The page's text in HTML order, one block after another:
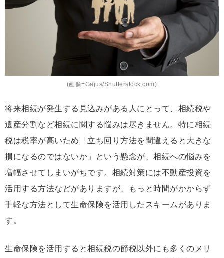
(画像=Gajus/Shutterstock.com)
将来相続が発生する見込みがある人にとって、相続税や
遺産分割など相続に関する悩みは尽きません。特に相続
税は税率が高いため「立ち回り方法を間違えると大きな
損になるのではないか」という懸念が、相続への悩みを
増幅させてしまいがちです。相続対策には不動産投資を
活用する方法などがありますが、もっと時間がかからず
手軽な方法として生命保険を活用したスキームがありま
す。
生命保険を活用すると相続税の節税以外にも多くのメリ